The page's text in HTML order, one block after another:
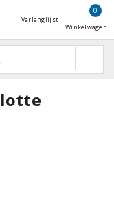
Verlanglijst
0
Winkelwagen